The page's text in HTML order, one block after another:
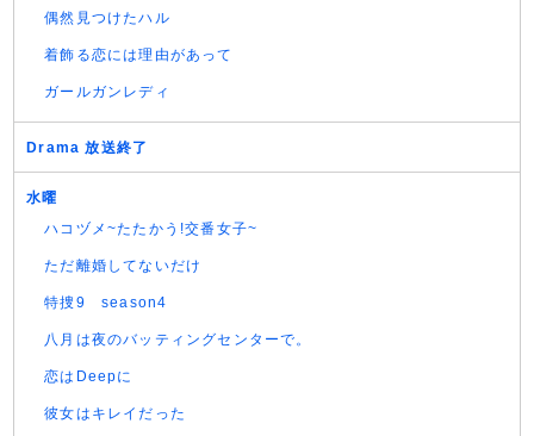
偶然見つけたハル
着飾る恋には理由があって
ガールガンレディ
Drama 放送終了
水曜
ハコヅメ~たたかう!交番女子~
ただ離婚してないだけ
特捜9 season4
八月は夜のバッティングセンターで。
恋はDeepに
彼女はキレイだった